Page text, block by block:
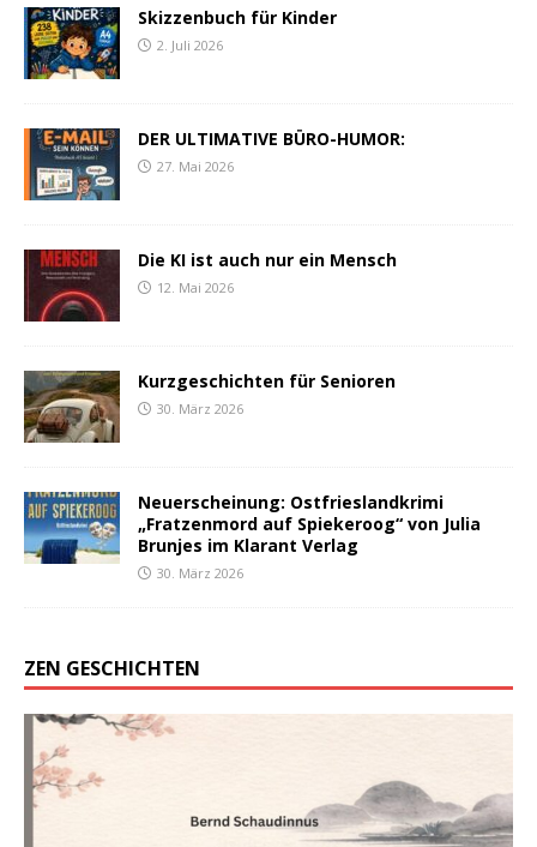
Skizzenbuch für Kinder
2. Juli 2026
DER ULTIMATIVE BÜRO-HUMOR:
27. Mai 2026
Die KI ist auch nur ein Mensch
12. Mai 2026
Kurzgeschichten für Senioren
30. März 2026
Neuerscheinung: Ostfrieslandkrimi
„Fratzenmord auf Spiekeroog“ von Julia
Brunjes im Klarant Verlag
30. März 2026
ZEN GESCHICHTEN